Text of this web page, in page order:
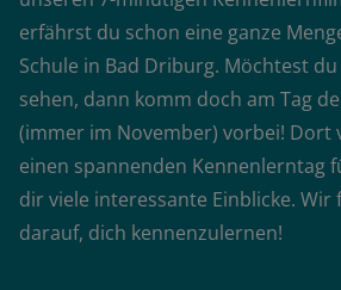
erfährst du schon eine ganze
Schule in Bad Driburg. Möchtest
sehen, dann komm doch am Tag
(immer im November) vorbei! Dort
einen spannenden Kennenlerntag
dir viele interessante Einblicke. Wir
darauf, dich kennenzulernen!